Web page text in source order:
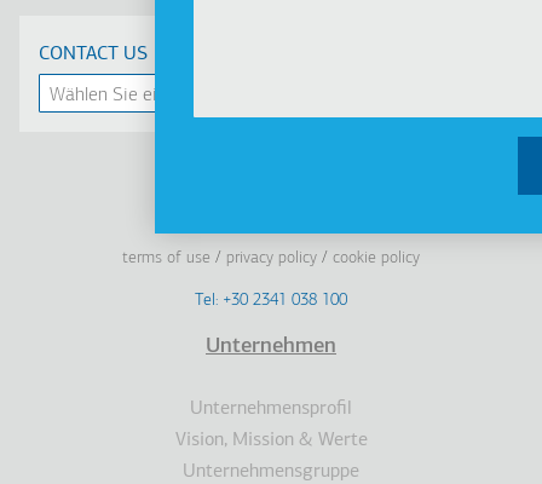
CONTACT US
LinkedinFacebook
YoutubeInstagram
terms of use privacy policy cookie policy
Tel: +30 2341 038 100
Unternehmen
Unternehmensprofil
Vision, Mission & Werte
Unternehmensgruppe